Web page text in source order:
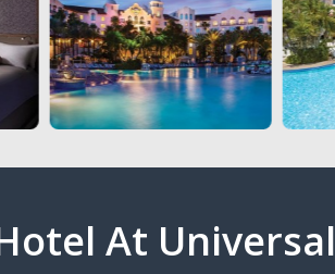
At Universal